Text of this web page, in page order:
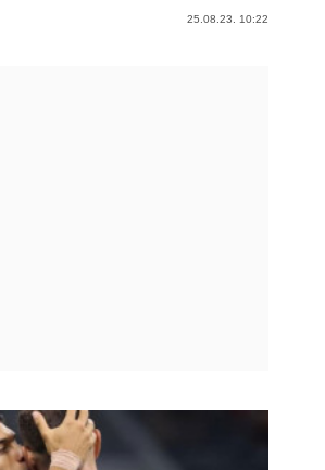
25.08.23. 10:22